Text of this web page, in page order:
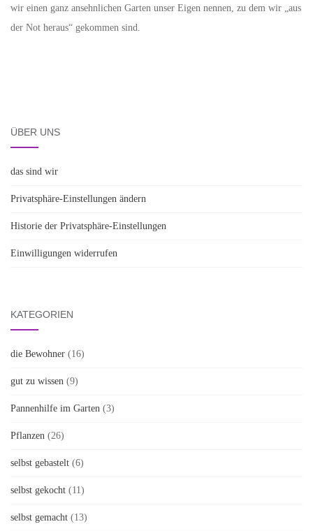
wir einen ganz ansehnlichen Garten unser Eigen nennen, zu dem wir „aus
der Not heraus“ gekommen sind.
ÜBER UNS
das sind wir
Privatsphäre-Einstellungen ändern
Historie der Privatsphäre-Einstellungen
Einwilligungen widerrufen
KATEGORIEN
die Bewohner (16)
gut zu wissen (9)
Pannenhilfe im Garten (3)
Pflanzen (26)
selbst gebastelt (6)
selbst gekocht (11)
selbst gemacht (13)